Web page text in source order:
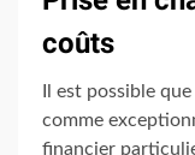
coûts
Il est possible
comme
financier